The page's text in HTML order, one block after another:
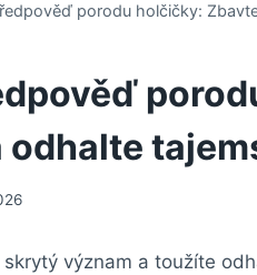
porodu holčičky:
odhalte
význam⁣ a toužíte